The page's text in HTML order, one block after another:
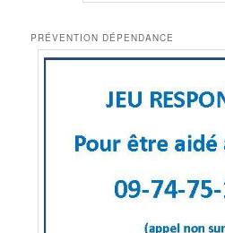
PRÉVENTION DÉPENDANCE